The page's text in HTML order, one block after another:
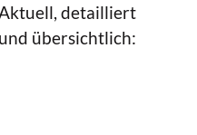
Aktuell, detailliert
und übersichtlich: